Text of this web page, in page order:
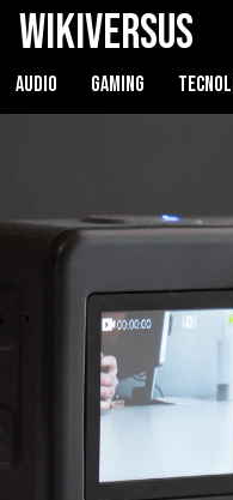
WikiVersus
AUDIO GAMING
AKASO Brave 7 LE